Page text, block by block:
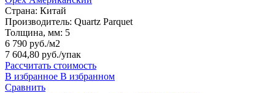
Страна: Китай
Производитель: Quartz Parquet
Толщина, мм: 5
6 790 руб./м2
7 604,80 руб./упак
Рассчитать стоимость
В избранное В избранном
Сравнить